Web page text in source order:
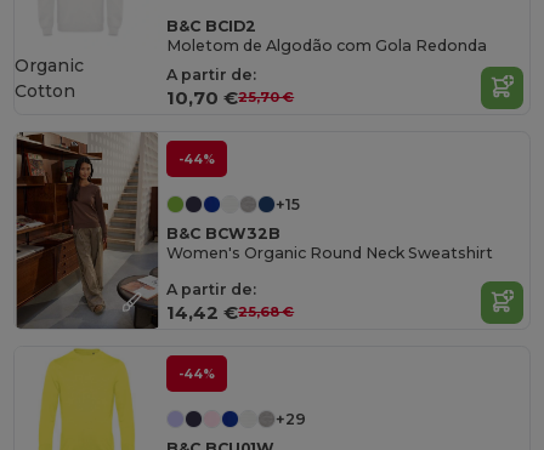
B&C BCID2
Moletom de Algodão com Gola Redonda
A partir de:
10,70 €25,70 €
Organic
Cotton
-44%
+15
B&C BCW32B
Women's Organic Round Neck Sweatshirt
A partir de:
14,42 €25,68 €
-44%
+29